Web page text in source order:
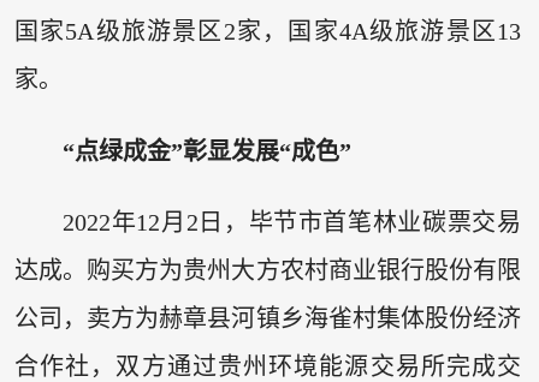
国家5A级旅游景区2家，国家4A级旅游景区13
家。
“点绿成金”彰显发展“成色”
2022年12月2日，毕节市首笔林业碳票交易
达成。购买方为贵州大方农村商业银行股份有限
公司，卖方为赫章县河镇乡海雀村集体股份经济
合作社，双方通过贵州环境能源交易所完成交